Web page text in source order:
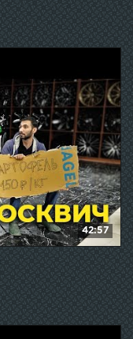
42:57